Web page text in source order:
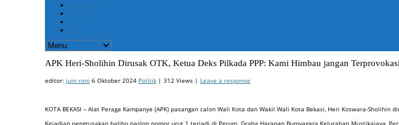
Berita Jabar
Nasional
Politik
ADV
APK Heri-Sholihin Dirusak OTK, Ketua Deks Pilkada PPP: Kami Himbau jangan
editor:juin roni 6 Oktober 2024 Politik | 312 Views | Leave a response
KOTA BEKASI – Alat Peraga Kampanye (APK) pasangan calon Wali Kota dan Wakil Wali Kota Bekasi, Heri Koswara-
Kejadian pengrusakan baliho paslon nomor urut 1 terjadi di Perum. Graha Harapan Bumyagara Kelurahan Mustikajaya,